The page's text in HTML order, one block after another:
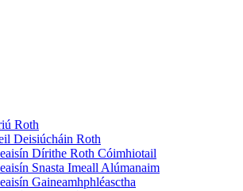
Roth
Deisiúcháin Roth
Dírithe Roth Cóimhiotail
Snasta Imeall Alúmanaim
Gaineamhphléasctha